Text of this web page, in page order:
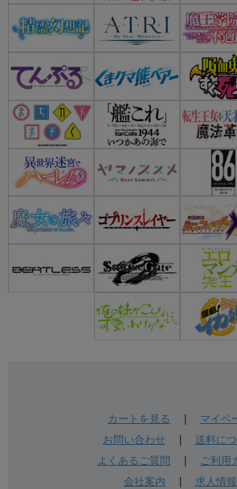
カートを見る
マイペ
お問い合わせ| 送料に
よくあるご質問
ご利用
会社案内
求人情報